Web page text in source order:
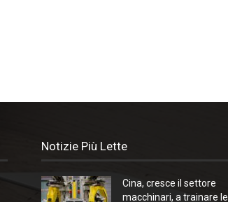
Notizie Più Lette
Cina, cresce il settore
macchinari, a trainare le